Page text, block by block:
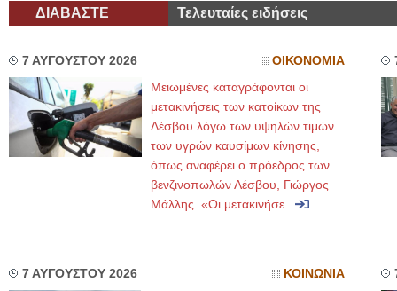
ΔΙΑΒΑΣΤΕ Τελευταίες ειδήσεις
7 ΑΥΓΟΥΣΤΟΥ 2026 ΟΙΚΟΝΟΜΙΑ
Μειωμένες καταγράφονται οι
μετακινήσεις των κατοίκων της
Λέσβου λόγω των υψηλών τιμών
των υγρών καυσίμων κίνησης,
όπως αναφέρει ο πρόεδρος των
βενζινοπωλών Λέσβου, Γιώργος
Μάλλης. «Οι μετακινήσε...
7 ΑΥΓΟΥΣΤΟΥ 2026 ΚΟΙΝΩΝΙΑ